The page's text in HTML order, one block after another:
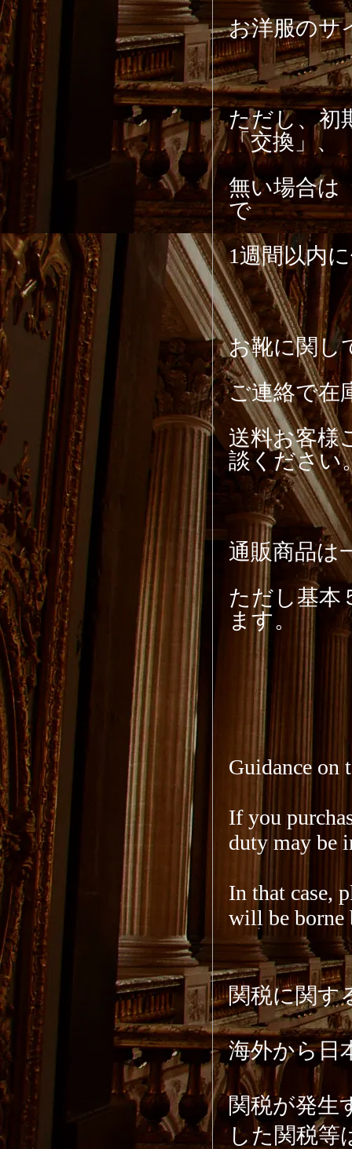
お洋服のサ
ただし、初
「交換」、
無い場合は
で
1週間以内
お靴に関し
ご連絡で在
送料お客様
談ください
通販商品は
ただし基本
ます。
Guidance on
If you
duty may be
In that case,
will be borne
関税に関す
海外から日
関税が発生
した関税等